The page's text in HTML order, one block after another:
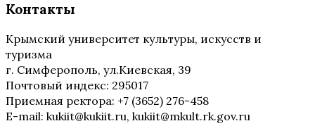
Контакты
Крымский университет культуры, искусств и
туризма
г. Симферополь, ул.Киевская, 39
Почтовый индекс: 295017
Приемная ректора: +7 (3652) 276-458
E-mail: kukiit@kukiit.ru, kukiit@mkult.rk.gov.ru